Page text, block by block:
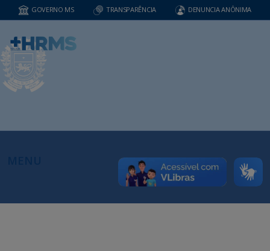
GOVERNO MS TRANSPARÊNCIA DENUNCIA ANÔNIMA